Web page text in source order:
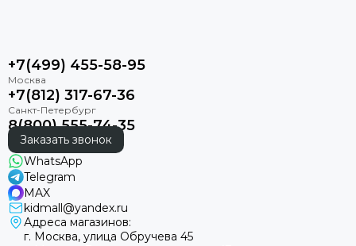
+7(499) 455-58-95
+7(812) 317-67-36
8(800) 555-74-35
Заказать звонок
WhatsApp
Telegram
MAX
kidmall@yandex.ru
Адреса магазинов:
г. Москва, улица Обручева 45